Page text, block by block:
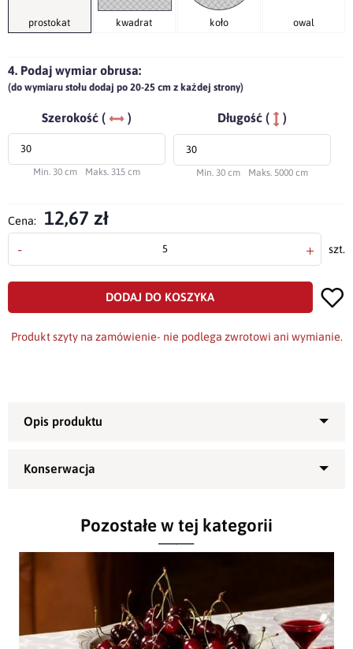
prostokat kwadrat koło owal
4. Podaj wymiar obrusa:
(do wymiaru stołu dodaj po 20-25 cm z każdej strony)
Szerokość ( )
Min. 30 cm Maks. 315 cm
Długość ( )
Min. 30 cm Maks. 5000 cm
Cena: 12,67 zł
- + szt.
DODAJ DO KOSZYKA
Produkt szyty na zamówienie- nie podlega zwrotowi ani wymianie.
Obrus bawełniano-poliestrowy
Prima -
wykonujemy z wysokiej jakości i grubej
tkaniny bawełniano-poliestrowej. Polecany
zwłaszcza dla branży hotelarskiej i
gastronomicznych ze względu na wysoką
zawartość bawełny (50%) i możliwość prania
bawełna, 50%
poliester
Temperatura prania -
Pozostałe w tej kategorii